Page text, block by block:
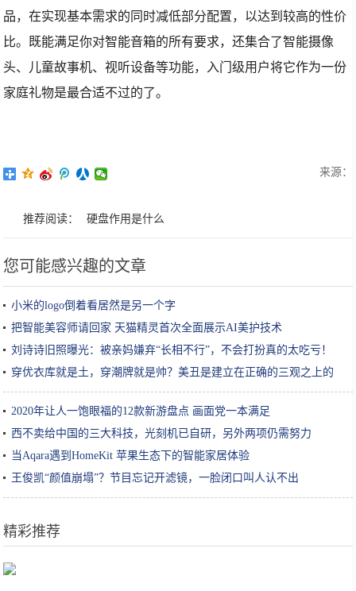
品，在实现基本需求的同时减低部分配置，以达到较高的性价
比。既能满足你对智能音箱的所有要求，还集合了智能摄像
头、儿童故事机、视听设备等功能，入门级用户将它作为一份
家庭礼物是最合适不过的了。
来源：
推荐阅读： 硬盘作用是什么
您可能感兴趣的文章
小米的logo倒着看居然是另一个字
把智能美容师请回家 天猫精灵首次全面展示AI美护技术
刘诗诗旧照曝光：被亲妈嫌弃“长相不行”，不会打扮真的太吃亏！
穿优衣库就是土，穿潮牌就是帅？美丑是建立在正确的三观之上的
2020年让人一饱眼福的12款新游盘点 画面党一本满足
西不卖给中国的三大科技，光刻机已自研，另外两项仍需努力
当Aqara遇到HomeKit 苹果生态下的智能家居体验
王俊凯“颜值崩塌”？节目忘记开滤镜，一脸闭口叫人认不出
精彩推荐